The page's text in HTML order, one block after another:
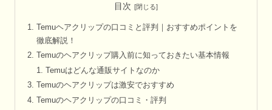
目次
Temuヘアクリップの口コミと評判｜おすすめポイントを
徹底解説！
Temuのヘアクリップ購入前に知っておきたい基本情報
Temuはどんな通販サイトなのか
Temuのヘアクリップは激安でおすすめ
Temuのヘアクリップの口コミ・評判